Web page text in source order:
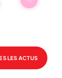
LES ACTUS